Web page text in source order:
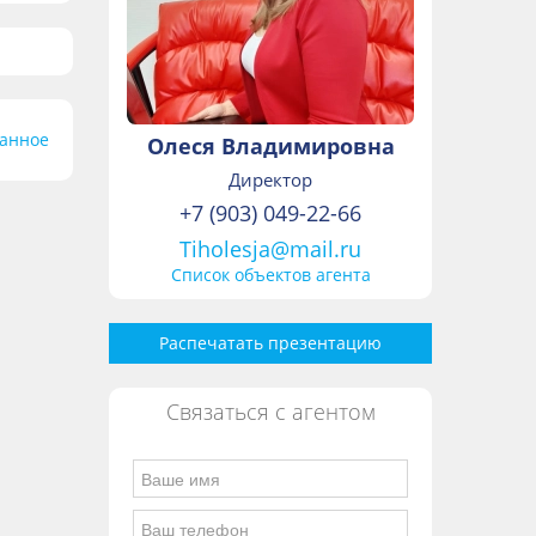
Олеся Владимировна
Директор
+7 (903) 049-22-66
Tiholesja@mail.ru
Список объектов агента
Распечатать презентацию
Связаться с агентом